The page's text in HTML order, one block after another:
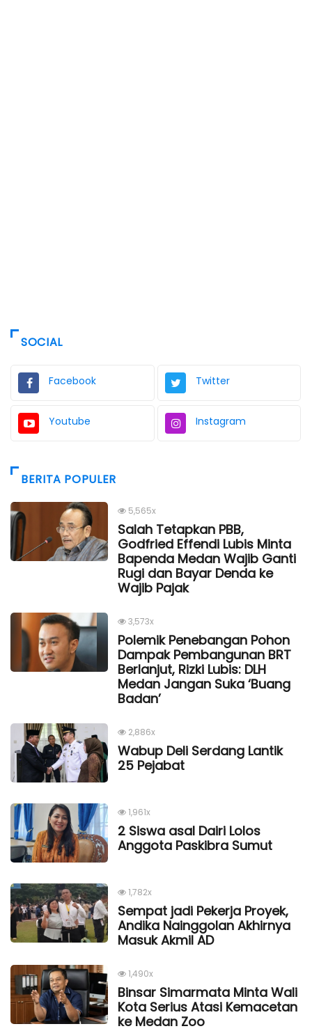
SOCIAL
Facebook Twitter
Youtube Instagram
BERITA POPULER
5,565x
Salah Tetapkan PBB,
Godfried Effendi Lubis Minta
Bapenda Medan Wajib Ganti
Rugi dan Bayar Denda ke
Wajib Pajak
3,573x
Polemik Penebangan Pohon
Dampak Pembangunan BRT
Berlanjut, Rizki Lubis: DLH
Medan Jangan Suka ‘Buang
Badan’
2,886x
Wabup Deli Serdang Lantik
25 Pejabat
1,961x
2 Siswa asal Dairi Lolos
Anggota Paskibra Sumut
1,782x
Sempat jadi Pekerja Proyek,
Andika Nainggolan Akhirnya
Masuk Akmil AD
1,490x
Binsar Simarmata Minta Wali
Kota Serius Atasi Kemacetan
ke Medan Zoo